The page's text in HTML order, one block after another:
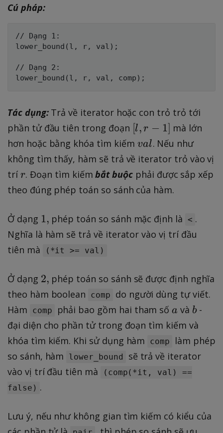
)
Cú pháp:
// Dạng 1:
lower_bound(l, r, val);
// Dạng 2:
Tác dụng:Trả về iterator hoặc con trỏ trỏ tới
phần tử đầu tiên trong đoạn [
l
,
r
-
1
[l, r − 1] mà lớn
hơn hoặc bằng khóa tìm kiếm v
a
val. Nếu như
không tìm thấy, hàm sẽ trả về iterator trỏ vào vị
trí r
r. Đoạn tìm kiếmbắt buộc phải được sắp xếp
theo đúng phép toán so sánh của hàm.
Ở dạng 1
,
1, phép toán so sánh mặc định là < .
Nghĩa là hàm sẽ trả về iterator vào vị trí đầu
tiên mà
(*it >= val)
Ở dạng 2
,
2, phép toán so sánh sẽ được định nghĩa
theo hàm boolean
comp
do người dùng tự viết.
Hàm
comp phải bao gồm hai tham sốa
a và b
b-
đại diện cho phần tử trong đoạn tìm kiếm và
khóa tìm kiếm. Khi sử dụng hàm
comp
làm phép
so sánh, hàm
lower_bound
sẽ trả về iterator
vào vị trí đầu tiên mà
(comp(*it, val) ==
false) .
Lưu ý, nếu như không gian tìm kiếm có kiểu của